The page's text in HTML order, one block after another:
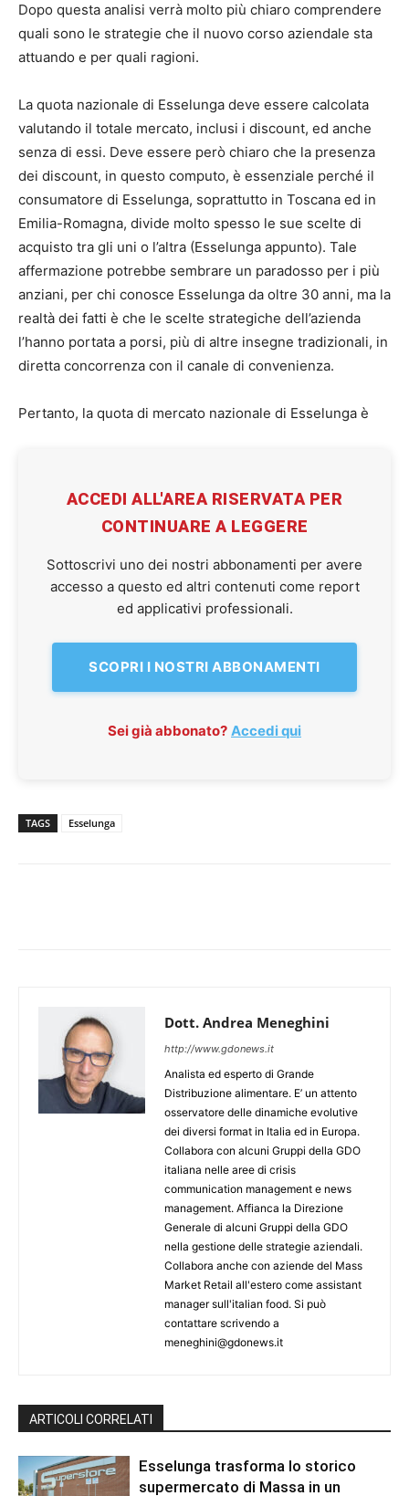
Dopo questa analisi verrà molto più chiaro comprendere
quali sono le strategie che il nuovo corso aziendale sta
attuando e per quali ragioni.
La quota nazionale di Esselunga deve essere calcolata
valutando il totale mercato, inclusi i discount, ed anche
senza di essi. Deve essere però chiaro che la presenza
dei discount, in questo computo, è essenziale perché il
consumatore di Esselunga, soprattutto in Toscana ed in
Emilia-Romagna, divide molto spesso le sue scelte di
acquisto tra gli uni o l’altra (Esselunga appunto). Tale
affermazione potrebbe sembrare un paradosso per i più
anziani, per chi conosce Esselunga da oltre 30 anni, ma la
realtà dei fatti è che le scelte strategiche dell’azienda
l’hanno portata a porsi, più di altre insegne tradizionali, in
diretta concorrenza con il canale di convenienza.
Pertanto, la quota di mercato nazionale di Esselunga è
ACCEDI ALL'AREA RISERVATA PER
CONTINUARE A LEGGERE
Sottoscrivi uno dei nostri abbonamenti per avere
accesso a questo ed altri contenuti come report
ed applicativi professionali.
SCOPRI I NOSTRI ABBONAMENTI
Sei già abbonato? Accedi qui
TAGS Esselunga
Dott. Andrea Meneghini
http://www.gdonews.it
Analista ed esperto di Grande
Distribuzione alimentare. E’ un attento
osservatore delle dinamiche evolutive
dei diversi format in Italia ed in Europa.
Collabora con alcuni Gruppi della GDO
italiana nelle aree di crisis
communication management e news
management. Affianca la Direzione
Generale di alcuni Gruppi della GDO
nella gestione delle strategie aziendali.
Collabora anche con aziende del Mass
Market Retail all'estero come assistant
manager sull'italian food. Si può
contattare scrivendo a
meneghini@gdonews.it
ARTICOLI CORRELATI
Esselunga trasforma lo storico
supermercato di Massa in un